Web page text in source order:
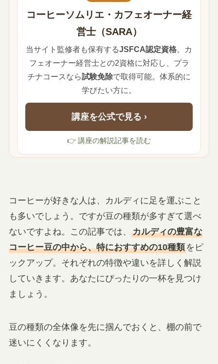
コーヒーソムリエ・カフェオーナー経
営士（SARA）
当サイト監修者も保有するJSFCA認定資格。カ
フェオーナー経営士との2資格に対応し、プラ
チナコースなら試験免除で取得可能。体系的に
学びたい方に。
講座を公式で見る ›
👉 講座の解説記事を読む
コーヒーが好きな人は、カルディに足を運ぶこと
も多いでしょう。ですが豆の種類が多すぎて選べ
ないですよね。この記事では、 カルディの豊富な
コーヒー豆の中から、特におすすめの10種類をピ
ックアップ。それぞれの特徴や違いを詳しく解説
していきます。あなたにぴったりの一杯を見つけ
ましょう。
豆の種類の全体像を先に掴んでおくと、棚の前で
迷いにくくなります。